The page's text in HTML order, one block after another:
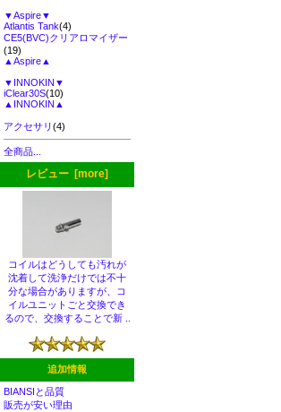
▼Aspire▼
Atlantis Tank(4)
CE5(BVC)クリアロマイザー
(19)
▲Aspire▲
▼INNOKIN▼
iClear30S(10)
▲INNOKIN▲
アクセサリ(4)
全商品...
レビュー [more]
コイルはどうしても汚れが
沈着して洗浄だけでは不十
分な場合がありますが、コ
イルユニットごと交換でき
るので、交換することで新 ..
追加情報
BIANSIと品質
販売が安い理由